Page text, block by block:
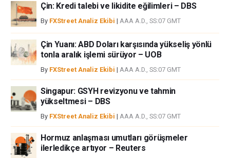
iştahınızı dikkatlice gözden geçiriniz. FXStreet’de ifade edilen görüşler
bireysel yazarlara aittir, fxstreet.com veya yönetimin görüşlerini ifade
etmemektedir. Bilgilerde hatalar yada eksikler bulunabilir. FXStreet
bağımsız yazarların görüşlerini doğrulamak zorunda değildir.
FXStreet’de verilen herhangi bir görüş, haber, araştırma, analiz, fiyatlar
veya fxstreet.comtarafından bu sitede yayınlanan bilgiler çalışanlar,
ortaklar yada katkıda bulunanlar tarafından genel piyasa yorumu olarak
bilgilerin kullanımı nedeniyle doğrudan yada dolaylı olarak ortaya
çıkabilecek herhangi bir kar kaybı herhangi bir sınırlama olmaksızın
herhangi bir kayıp ya da hasar için sorumluluk kabul etmemektedir.
Çin: Kredi talebi ve likidite eğilimleri – DBS
By FXStreet Analiz Ekibi | AAA A.D., SS:07 GMT
Çin Yuanı: ABD Doları karşısında yükseliş yönlü
tonla aralık işlemi sürüyor – UOB
By FXStreet Analiz Ekibi | AAA A.D., SS:07 GMT
Singapur: GSYH revizyonu ve tahmin
yükseltmesi – DBS
By FXStreet Analiz Ekibi | AAA A.D., SS:07 GMT
Hormuz anlaşması umutları görüşmeler
ilerledikçe artıyor – Reuters